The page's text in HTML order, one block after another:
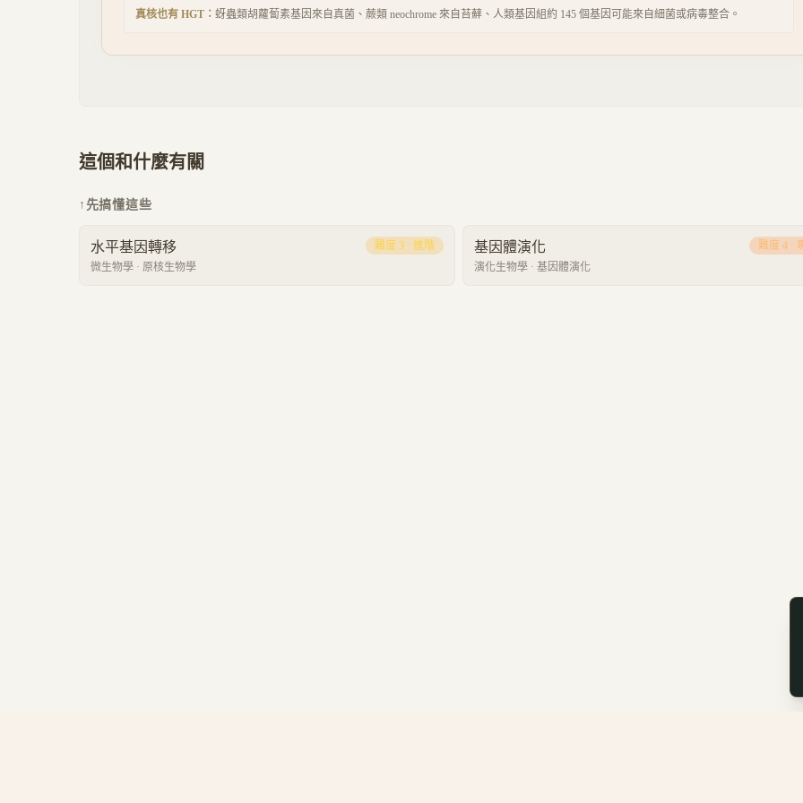
真核也有 HGT： 蚜蟲類胡蘿蔔素基因來自真菌、蕨類 neochrome 來自苔蘚、人類基因組約 145 個基因可能來自細菌或病毒整合。
這個和什麼有關
↑ 先搞懂這些
水平基因轉移
微生物學 · 原核生物學
難度 3 · 進階 基因體演化
演化生物學 · 基因體演化
難度 4 ·